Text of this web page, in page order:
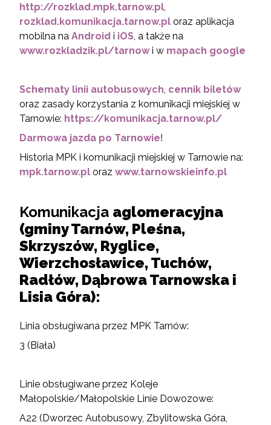
http://rozklad.mpk.tarnow.pl,
rozklad.komunikacja.tarnow.pl oraz aplikacja
mobilna na Android i iOS, a także na
www.rozkladzik.pl/tarnowi w mapach google
Schematy linii autobusowych, cennik biletów
oraz zasady korzystania z komunikacji miejskiej w
Tarnowie: https://komunikacja.tarnow.pl/
Darmowa jazda po Tarnowie!
Historia MPK i komunikacji miejskiej w Tarnowie na:
mpk.tarnow.pl oraz www.tarnowskieinfo.pl
Komunikacja aglomeracyjna
(gminy Tarnów, Pleśna,
Skrzyszów, Ryglice,
Wierzchosławice, Tuchów,
Radłów, Dąbrowa Tarnowska i
Lisia Góra):
Linia obsługiwana przez MPK Tarnów:
3 (Biała)
Linie obsługiwane przez Koleje
Małopolskie/Małopolskie Linie Dowozowe:
A22 (Dworzec Autobusowy, Zbylitowska Góra,